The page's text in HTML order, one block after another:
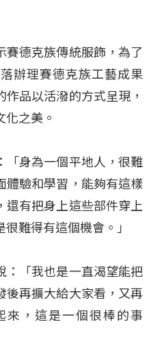
賽德克族傳統服飾，為了
辦理賽德克族工藝成果
品以活潑的方式呈現，
之美。
「身為一個平地人，很難
體驗和學習，能夠有這樣
還有把身上這些部件穿上
難得有這個機會。」
：「我也是一直渴望能把
後再擴大給大家看，又再
來，這是一個很棒的事